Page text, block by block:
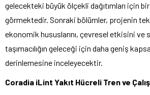
gelecekteki büyük ölçekli dağıtımları için
görmektedir. Sonraki bölümler, projenin
ekonomik hususlarını, çevresel etkisini ve
taşımacılığın geleceği için daha geniş
derinlemesine inceleyecektir.
Coradia iLint Yakıt Hücreli Tren ve